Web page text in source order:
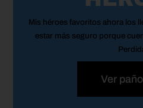
Mis héroes favoritos ahora los
estar más seguro porque
Ver